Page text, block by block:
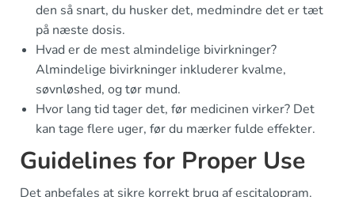
den så snart, du husker det, medmindre det er tæt
på næste dosis.
Hvad er de mest almindelige bivirkninger?
Almindelige bivirkninger inkluderer kvalme,
søvnløshed, og tør mund.
Hvor lang tid tager det, før medicinen virker? Det
kan tage flere uger, før du mærker fulde effekter.
Guidelines for Proper Use
Det anbefales at sikre korrekt brug af escitalopram.